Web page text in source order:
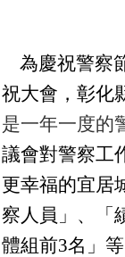
為慶祝警察
祝大會，彰化
是一年一度的
議會對警察工
更幸福的宜居
察人員」、「
體組前3名」